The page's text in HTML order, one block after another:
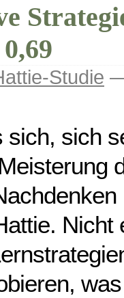
Studie
sich, sich
Nicht